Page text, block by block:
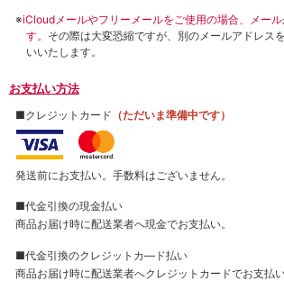
※iCloudメールやフリーメールをご使用の場合、メー
す。 その際は大変恐縮ですが、別のメールアドレス
いいたします。
お支払い方法
■クレジットカード （ただいま準備中です）
発送前にお支払い。手数料はございません。
■代金引換の現金払い
商品お届け時に配送業者へ現金でお支払い。
■代金引換のクレジットカ―ド払い
商品お届け時に配送業者へクレジットカードでお支払い